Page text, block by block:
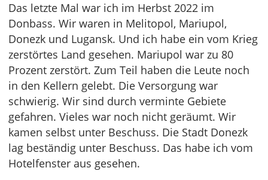
Das letzte Mal war ich im Herbst 2022 im
Donbass. Wir waren in Melitopol, Mariupol,
Donezk und Lugansk. Und ich habe ein vom Krieg
zerstörtes Land gesehen. Mariupol war zu 80
Prozent zerstört. Zum Teil haben die Leute noch
in den Kellern gelebt. Die Versorgung war
schwierig. Wir sind durch verminte Gebiete
gefahren. Vieles war noch nicht geräumt. Wir
kamen selbst unter Beschuss. Die Stadt Donezk
lag beständig unter Beschuss. Das habe ich vom
Hotelfenster aus gesehen.